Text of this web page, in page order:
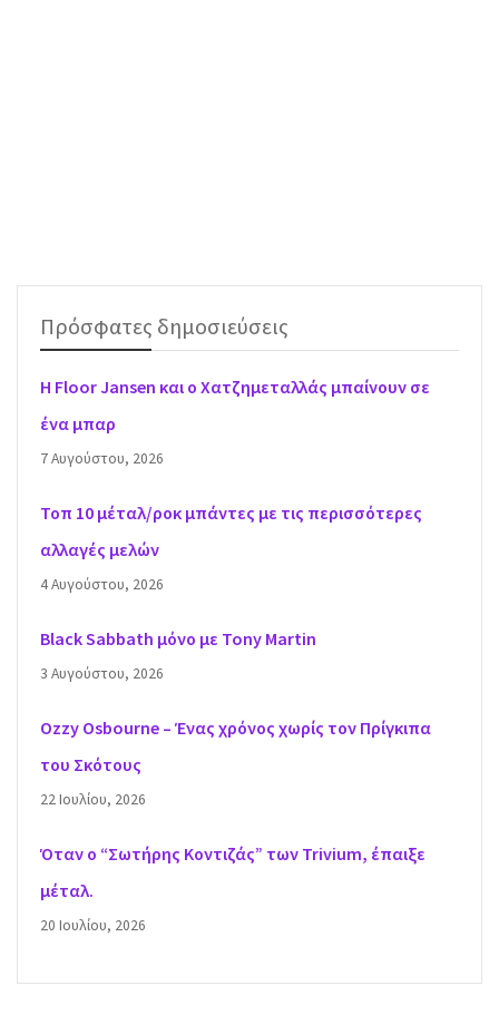
Πρόσφατες δημοσιεύσεις
H Floor Jansen και ο Χατζημεταλλάς μπαίνουν σε
ένα μπαρ
7 Αυγούστου, 2026
Τοπ 10 μέταλ/ροκ μπάντες με τις περισσότερες
αλλαγές μελών
4 Αυγούστου, 2026
Black Sabbath μόνο με Tony Martin
3 Αυγούστου, 2026
Ozzy Osbourne – Ένας χρόνος χωρίς τον Πρίγκιπα
του Σκότους
22 Ιουλίου, 2026
Όταν ο “Σωτήρης Κοντιζάς” των Trivium, έπαιξε
μέταλ.
20 Ιουλίου, 2026